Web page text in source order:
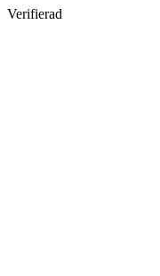
Verifierad